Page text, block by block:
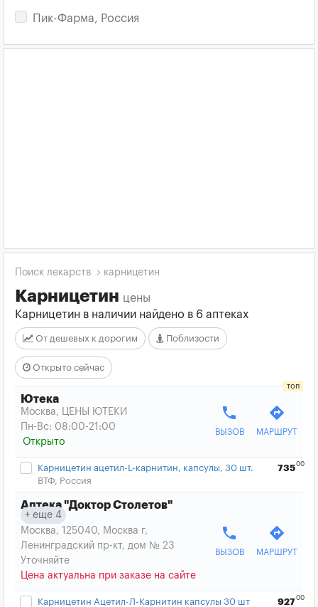
Пик-Фарма, Россия
Поиск лекарств карницетин
Карницетин цены
Карницетин в наличии найдено в 6 аптеках
От дешевых к дорогим Поблизости
Открыто сейчас
Ютека
Москва, ЦЕНЫ ЮТЕКИ
Пн-Вс: 08:00-21:00
Открыто
phone
ВЫЗОВ
directions
МАРШРУТ
Карницетин ацетил-L-карнитин, капсулы, 30 шт.
ВТФ, Россия
73500
Аптека "Доктор Столетов"
еще 4
Москва, 125040, Москва г,
Ленинградский пр-кт, дом № 23
Уточняйте
Цена актуальна при заказе на сайте
phone
ВЫЗОВ
directions
МАРШРУТ
Карницетин Ацетил-Л-Карнитин капсулы 30 шт
92700